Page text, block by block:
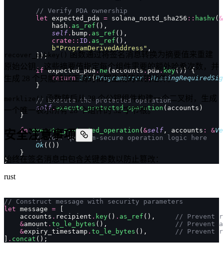
        // Verify PDA ownership
        let
expected_pda = solana_nostd_sha256 :: hashv (&
            hash
. as_ref (),
            self
. bump . as_ref (),
            crate::
ID . as_ref (),
            b"ProgramDerivedAddress"
,
        ]);
        if
expected_pda.ne (accounts. pda. key()) {
            return
Err(ProgramError::
        }
        // Execute the protected operation
        self
.execute_protected_operation (accounts)
    }
    fn
execute_protected_operation (&self , accounts : &
        // Your quantum-secure operation logic here
        Ok
(())
    }
}
recover_pubkey()
函数通过将签名消息转换为摘要值来重建
原始公钥，这些摘要值指定每个组件需要的额外哈希次数，并
生成 28 个只能通过正确的私钥生成的公钥组件。
merklize() 函数随后从 28 个公钥组件构建一个二叉树，生成
一个唯一表示所有 28 个组件的 32 字节根。
安全注意事项
始终在签名消息中包含关键参数以防止篡改：
rust
// Construct message with security parameters
let message =
    accounts
. recipient . key() . as_ref (), // Prevent
    &
amount . to_le_bytes (), // Prevent
    &
expiry_timestamp . to_le_bytes (), // Prevent
. concat ();